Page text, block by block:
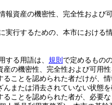
報資産の機密性、完全性および
実行するための、本市における
する用語は、 規則 で定めるものの
の機密性、完全性および可用性
ことを認められた者だけが、情
または消去されていない状態を
ことを認められた者が、必要